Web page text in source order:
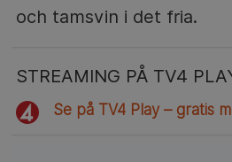
och tamsvin i det fria.
STREAMING PÅ TV4
Se på TV4 Play – gratis